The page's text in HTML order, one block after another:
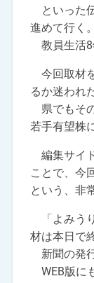
といった
進めて行く。
教員生活8
今回取材
るか迷われ
県でもそ
若手有望株
編集サイ
ことで、今
という、非
「よみう
材は本日で
新聞の発
WEB版に